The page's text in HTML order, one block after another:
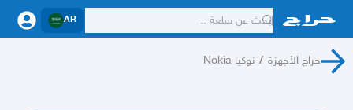
AR
حراج الأجهزة / نوكيا Nokia